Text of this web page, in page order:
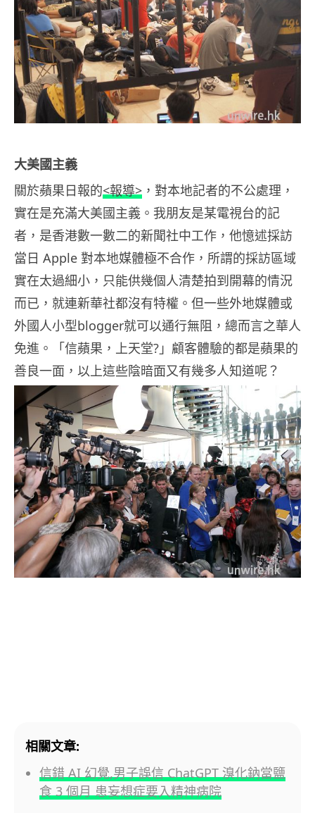
大美國主義
關於蘋果日報的<報導> ，對本地記者的不公處理，
實在是充滿大美國主義。我朋友是某電視台的記
者，是香港數一數二的新聞社中工作，他憶述採訪
當日 Apple 對本地媒體極不合作，所謂的採訪區域
實在太過細小，只能供幾個人清楚拍到開幕的情況
而已，就連新華社都沒有特權。但一些外地媒體或
外國人小型blogger就可以通行無阻，總而言之華人
免進。「信蘋果，上天堂?」顧客體驗的都是蘋果的
善良一面，以上這些陰暗面又有幾多人知道呢？
相關文章:
信錯 AI 幻覺,男子誤信 ChatGPT 溴化鈉當鹽
食 3 個月 患妄想症要入精神病院